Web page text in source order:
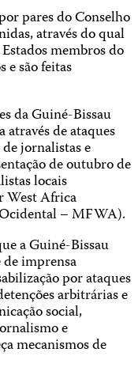
pares do Conselho
através do qual
membros do
e são feitas
da Guiné-Bissau
de ataques
jornalistas e
de outubro de
locais
West Africa
– MFWA).
a Guiné-Bissau
imprensa
por ataques
arbitrárias e
social,
e
mecanismos de